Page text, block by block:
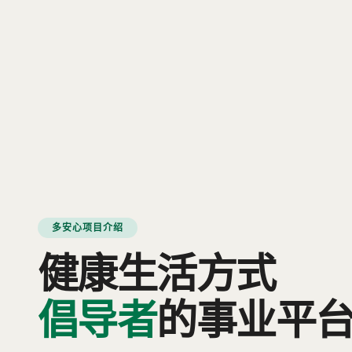
多安心项目介绍
健康生活方式
倡导者的事业平